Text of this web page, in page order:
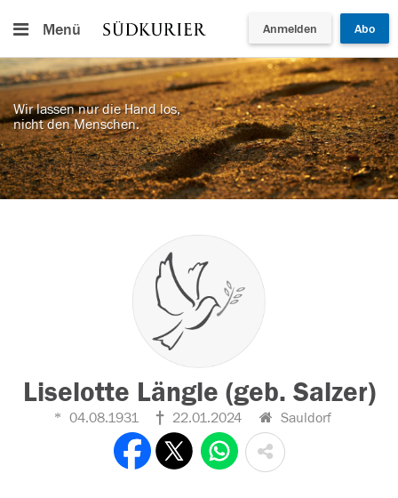
Menü Anmelden Abo
Wir lassen nur die Hand los,
nicht den Menschen.
Liselotte Längle (geb. Salzer)
04.08.1931 22.01.2024 Sauldorf